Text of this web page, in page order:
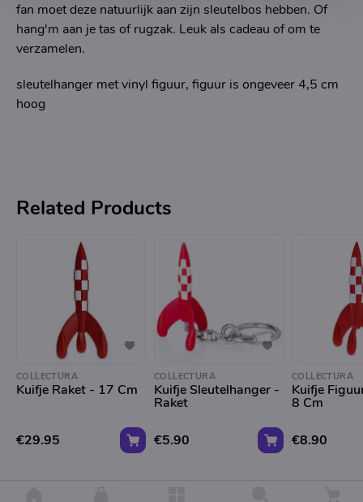
fan moet deze natuurlijk aan zijn sleutelbos hebben. Of
hang'm aan je tas of rugzak. Leuk als cadeau of om te
verzamelen.
sleutelhanger met vinyl figuur, figuur is ongeveer 4,5 cm
hoog
Related Products
COLLECTURA
Kuifje Raket - 17 Cm
€29.95
COLLECTURA
Kuifje Sleutelhanger -
Raket
€5.90
COLLECTURA
Kuifje
8 Cm
€8.90